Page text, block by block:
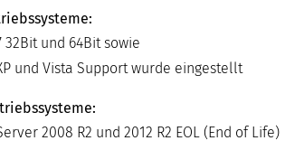
32Bit und 64Bit sowie
und Vista Support wurde eingestellt
2008 R2 und 2012 R2 EOL (End of Life)